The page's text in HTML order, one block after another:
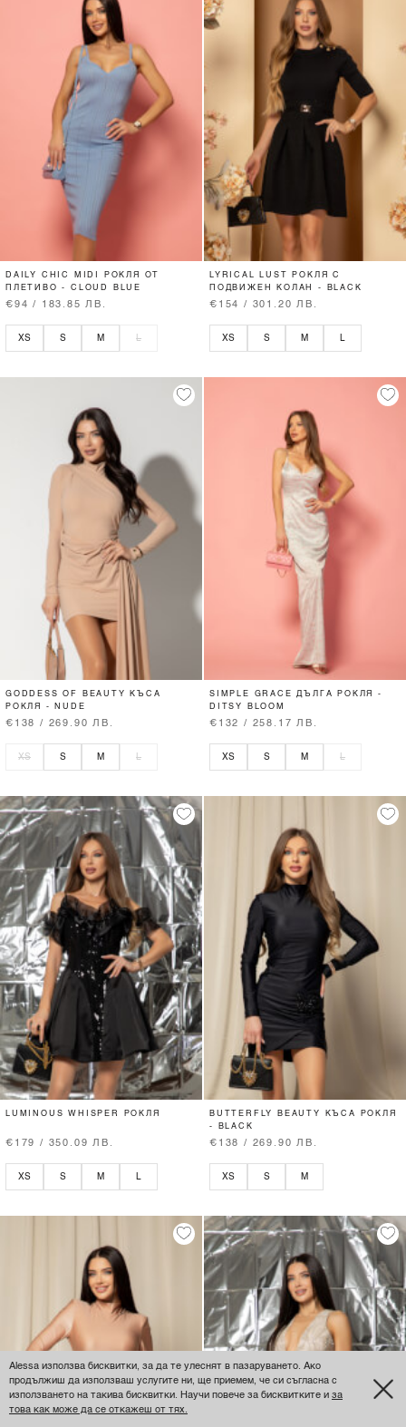
DAILY CHIC MIDI РОКЛЯ ОТ
ПЛЕТИВО - CLOUD BLUE
€94 / 183.85 ЛВ.
XS S M L
LYRICAL LUST РОКЛЯ С
ПОДВИЖЕН КОЛАН - BLACK
€154 / 301.20 ЛВ.
XS S M
GODDESS OF BEAUTY КЪСА
РОКЛЯ - NUDE
€138 / 269.90 ЛВ.
XS S M L
SIMPLE GRACE ДЪЛГА РОКЛЯ -
DITSY BLOOM
€132 / 258.17 ЛВ.
XS S M L
LUMINOUS WHISPER РОКЛЯ
€179 / 350.09 ЛВ.
XS S M
BUTTERFLY BEAUTY КЪСА РОКЛЯ
- BLACK
€138 / 269.90 ЛВ.
XS S M
Alessa използва бисквитки, за да те улеснят в пазаруването. Ако
продължиш да използваш услугите ни, ще приемем, че си съгласна с
използването на такива бисквитки. Научи повече за бисквитките и за
това как може да се откажеш от тях.